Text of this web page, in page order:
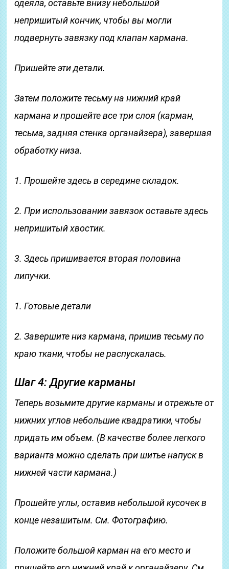
одеяла, оставьте внизу небольшой
непришитый кончик, чтобы вы могли
подвернуть завязку под клапан кармана.
Пришейте эти детали.
Затем положите тесьму на нижний край
кармана и прошейте все три слоя (карман,
тесьма, задняя стенка органайзера), завершая
обработку низа.
1. Прошейте здесь в середине складок.
2. При использовании завязок оставьте здесь
непришитый хвостик.
3. Здесь пришивается вторая половина
липучки.
1. Готовые детали
2. Завершите низ кармана, пришив тесьму по
краю ткани, чтобы не распускалась.
Шаг 4: Другие карманы
Теперь возьмите другие карманы и отрежьте от
нижних углов небольшие квадратики, чтобы
придать им объем. (В качестве более легкого
варианта можно сделать при шитье напуск в
нижней части кармана.)
Прошейте углы, оставив небольшой кусочек в
конце незашитым. См. Фотографию.
Положите большой карман на его место и